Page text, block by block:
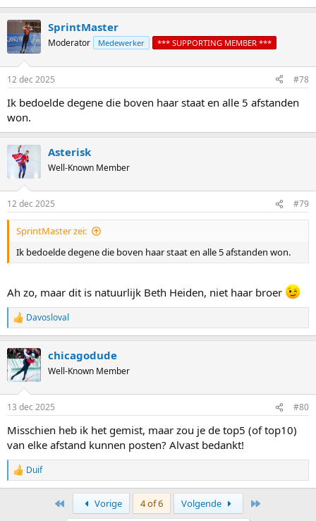
SprintMaster
Moderator Medewerker *** SUPPORTING MEMBER ***
12 dec 2025 #78
Ik bedoelde degene die boven haar staat en alle 5 afstanden
won.
Asterisk
Well-Known Member
12 dec 2025 #79
SprintMaster zei:
Ik bedoelde degene die boven haar staat en alle 5 afstanden won.
Ah zo, maar dit is natuurlijk Beth Heiden, niet haar broer
R
e
c
t
i
s
Davosloval
chicagodude
Well-Known Member
13 dec 2025 #80
Misschien heb ik het gemist, maar zou je de top5 (of top10)
van elke afstand kunnen posten? Alvast bedankt!
R
e
Duif
Vorige 4 of 6 Volgende